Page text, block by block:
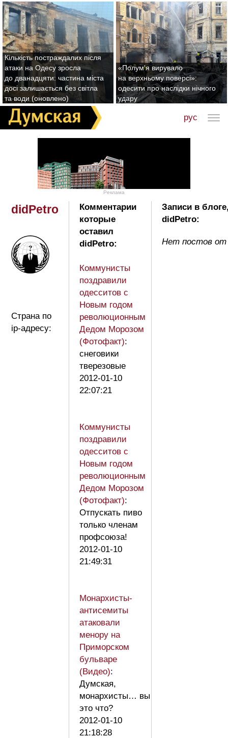
Кількість постраждалих після
атаки на Одесу зросла
до дванадцяти: частина міста
досі залишається без світла
та води (оновлено)
«Полум'я вирувало
на верхньому поверсі»:
одесити про наслідки нічного
удару
рус
Реклама
didPetro
Страна по
ip-адресу:
Комментарии
которые
оставил
didPetro:
Коммунисты
поздравили
одесситов с
Новым годом
революционным
Дедом Морозом
(Фотофакт):
снеговики
тверезовые
2012-01-10
22:07:21
Коммунисты
поздравили
одесситов с
Новым годом
революционным
Дедом Морозом
(Фотофакт):
Отпускать пиво
только членам
профсоюза!
2012-01-10
21:49:31
Монархисты-
антисемиты
атаковали
менору на
Приморском
бульваре
(Видео):
Думская,
монархисты… вы
это что?
2012-01-10
21:18:28
Записи в
didPetro:
Нет постов от